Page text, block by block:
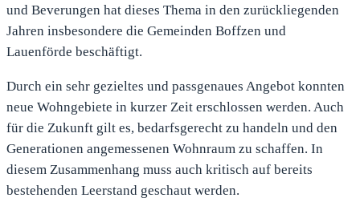
und Beverungen hat dieses Thema in den zurückliegenden
Jahren insbesondere die Gemeinden Boffzen und
Lauenförde beschäftigt.
Durch ein sehr gezieltes und passgenaues Angebot konnten
neue Wohngebiete in kurzer Zeit erschlossen werden. Auch
für die Zukunft gilt es, bedarfsgerecht zu handeln und den
Generationen angemessenen Wohnraum zu schaffen. In
diesem Zusammenhang muss auch kritisch auf bereits
bestehenden Leerstand geschaut werden.